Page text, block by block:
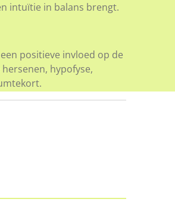
intuïtie in balans brengt.
positieve invloed op de
hypofyse,